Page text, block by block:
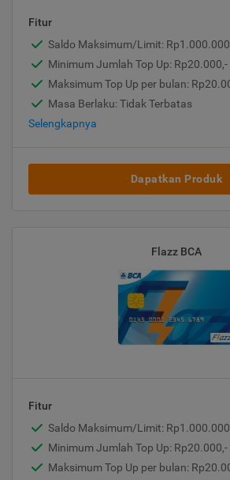
Fitur
Saldo Maksimum/Limit:
Minimum Jumlah Top Up: Rp20.000,-
Maksimum Top Up per bulan:
Masa Berlaku: Tidak Terbatas
Selengkapnya
Dapatkan Produk
Flazz BCA
Fitur
Saldo Maksimum/Limit:
Minimum Jumlah Top Up: Rp20.000,-
Maksimum Top Up per bulan: